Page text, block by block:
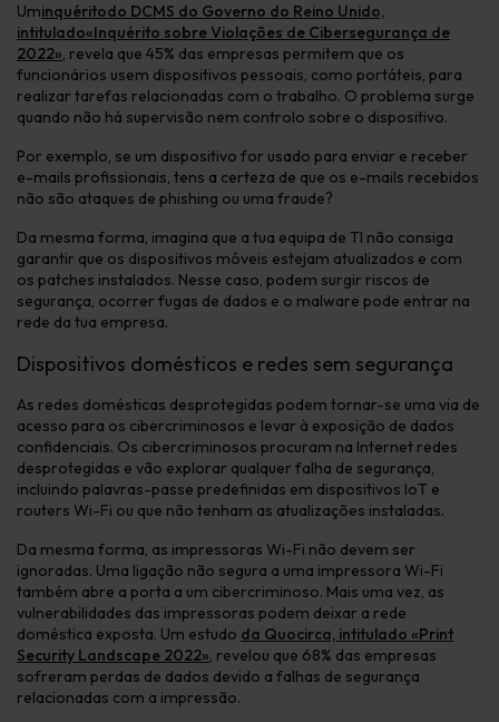
Uminquéritodo DCMS do Governo do Reino Unido,
intitulado«Inquérito sobre Violações de Cibersegurança de
2022», revela que 45% das empresas permitem que os
funcionários usem dispositivos pessoais, como portáteis, para
realizar tarefas relacionadas com o trabalho. O problema surge
quando não há supervisão nem controlo sobre o dispositivo.
Por exemplo, se um dispositivo for usado para enviar e receber
e-mails profissionais, tens a certeza de que os e-mails recebidos
não são ataques de phishing ou uma fraude?
Da mesma forma, imagina que a tua equipa de TI não consiga
garantir que os dispositivos móveis estejam atualizados e com
os patches instalados. Nesse caso, podem surgir riscos de
segurança, ocorrer fugas de dados e o malware pode entrar na
rede da tua empresa.
Dispositivos domésticos e redes sem segurança
As redes domésticas desprotegidas podem tornar-se uma via de
acesso para os cibercriminosos e levar à exposição de dados
confidenciais. Os cibercriminosos procuram na Internet redes
desprotegidas e vão explorar qualquer falha de segurança,
incluindo palavras-passe predefinidas em dispositivos IoT e
routers Wi-Fi ou que não tenham as atualizações instaladas.
Da mesma forma, as impressoras Wi-Fi não devem ser
ignoradas. Uma ligação não segura a uma impressora Wi-Fi
também abre a porta a um cibercriminoso. Mais uma vez, as
vulnerabilidades das impressoras podem deixar a rede
doméstica exposta. Um estudo da Quocirca, intitulado «Print
Security Landscape 2022», revelou que 68% das empresas
sofreram perdas de dados devido a falhas de segurança
relacionadas com a impressão.